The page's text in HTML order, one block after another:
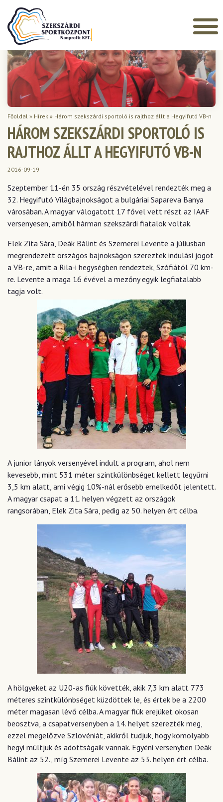
Főoldal » Hírek » Három szekszárdi sportoló is rajthoz állt a Hegyifutó VB-n
HÁROM SZEKSZÁRDI SPORTOLÓ IS
RAJTHOZ ÁLLT A HEGYIFUTÓ VB-N
2016-09-19
Szeptember 11-én 35 ország részvételével rendezték meg a
32. Hegyifutó Világbajnokságot a bulgáriai Sapareva Banya
városában. A magyar válogatott 17 fővel vett részt az IAAF
versenyesen, amiből hárman szekszárdi fiatalok voltak.
Elek Zita Sára, Deák Bálint és Szemerei Levente a júliusban
megrendezett országos bajnokságon szereztek indulási jogot
a VB-re, amit a Rila-i hegységben rendeztek, Szófiától 70 km-
re. Levente a maga 16 évével a mezőny egyik legfiatalabb
tagja volt.
A junior lányok versenyével indult a program, ahol nem
kevesebb, mint 531 méter szintkülönbséget kellett legyűrni
3,5 km alatt, ami végig 10%-nál erősebb emelkedőt jelentett.
A magyar csapat a 11. helyen végzett az országok
rangsorában, Elek Zita Sára, pedig az 50. helyen ért célba.
A hölgyeket az U20-as fiúk követték, akik 7,3 km alatt 773
méteres szintkülönbséget küzdöttek le, és értek be a 2200
méter magasan lévő célba. A magyar fiúk erejüket okosan
beosztva, a csapatversenyben a 14. helyet szerezték meg,
ezzel megelőzve Szlovéniát, akikről tudjuk, hogy komolyabb
hegyi múltjuk és adottságaik vannak. Egyéni versenyben Deák
Bálint az 52., míg Szemerei Levente az 53. helyen ért célba.